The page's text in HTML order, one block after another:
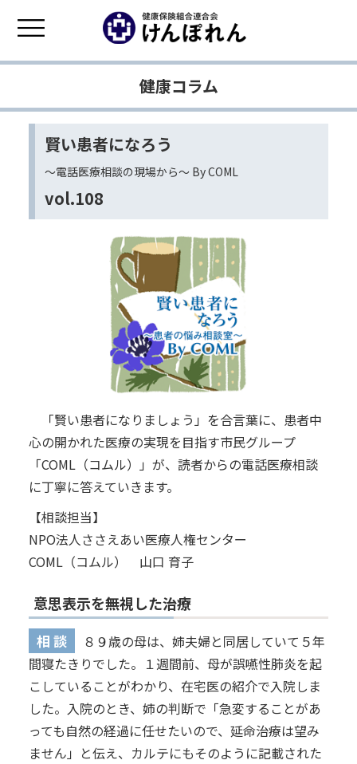
健康コラム
賢い患者になろう
〜電話医療相談の現場から〜 By COML
vol.108
「賢い患者になりましょう」を合言葉に、患者中
心の開かれた医療の実現を目指す市民グループ
「COML（コムル）」が、読者からの電話医療相談
に丁寧に答えていきます。
【相談担当】
NPO法人ささえあい医療人権センター
COML（コムル） 山口 育子
意思表示を無視した治療
相 談
８９歳の母は、姉夫婦と同居していて５年
間寝たきりでした。１週間前、母が誤嚥性肺炎を起
こしていることがわかり、在宅医の紹介で入院しま
した。入院のとき、姉の判断で「急変することがあ
っても自然の経過に任せたいので、延命治療は望み
ません」と伝え、カルテにもそのように記載された